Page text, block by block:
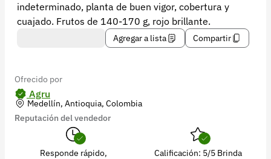
indeterminado, planta de buen vigor, cobertura y
cuajado. Frutos de 140-170 g, rojo brillante.
Agregar a lista Compartir
Ofrecido por
Agru
Medellín, Antioquia, Colombia
Reputación del vendedor
Responde rápido,
Calificación: 5/5 Brinda
contacto@croper.com
© 2026 Croper.com Todos los derechos reservados
Síguenos